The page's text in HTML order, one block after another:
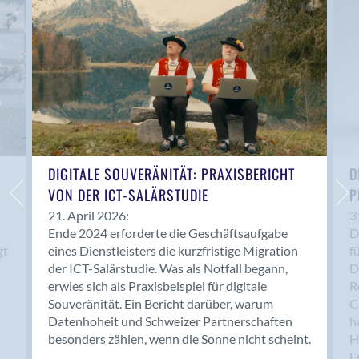
Anwil
Appenzell
Au SG
Baar
Baden
Balsthal
Balzers
Basel
Bassersdorf
Belp
Bendern
Benken (SG)
Bergdietikon
Berlin
Bern
Bern - Liebefeld
DIGITALE SOUVERÄNITÄT: PRAXISBERICHT
VON DER ICT-SALÄRSTUDIE
21. April 2026:
Ende 2024 erforderte die Geschäftsaufgabe
eines Dienstleisters die kurzfristige Migration
der ICT-Salärstudie. Was als Notfall begann,
erwies sich als Praxisbeispiel für digitale
Souveränität. Ein Bericht darüber, warum
Datenhoheit und Schweizer Partnerschaften
besonders zählen, wenn die Sonne nicht scheint.